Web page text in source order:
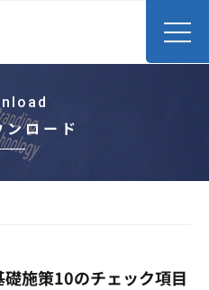
ロード
施策10のチェック項目